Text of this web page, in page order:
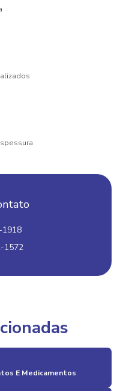
1918
1572
E Medicamentos